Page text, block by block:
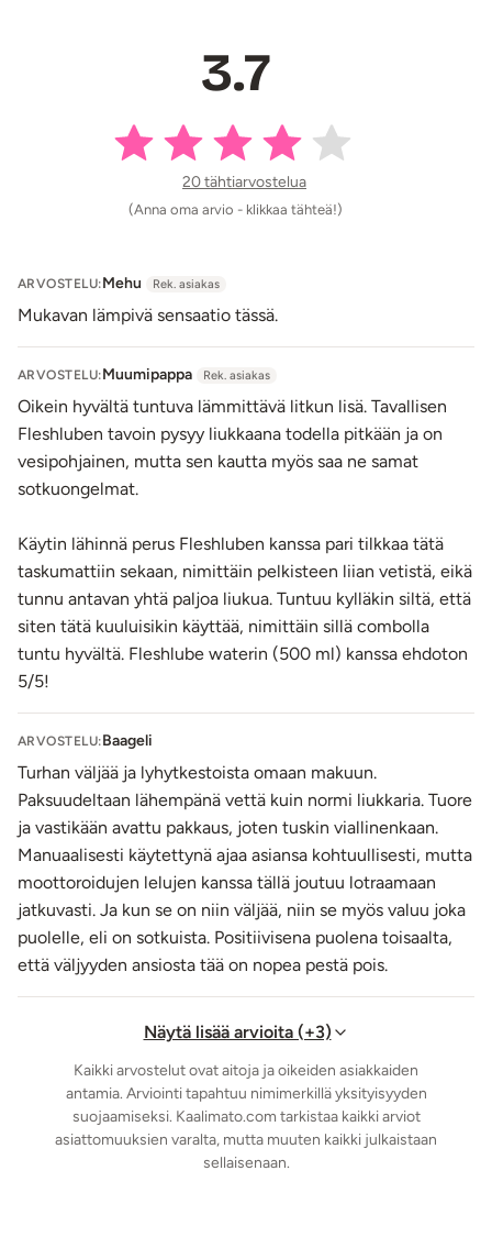
3.7
20 tähtiarvostelua
(Anna oma arvio - klikkaa tähteä!)
ARVOSTELU:Mehu Rek. asiakas
Mukavan lämpivä sensaatio tässä.
ARVOSTELU:Muumipappa Rek. asiakas
Oikein hyvältä tuntuva lämmittävä litkun lisä. Tavallisen
Fleshluben tavoin pysyy liukkaana todella pitkään ja on
vesipohjainen, mutta sen kautta myös saa ne samat
sotkuongelmat.
Käytin lähinnä perus Fleshluben kanssa pari tilkkaa tätä
taskumattiin sekaan, nimittäin pelkisteen liian vetistä, eikä
tunnu antavan yhtä paljoa liukua. Tuntuu kylläkin siltä, että
siten tätä kuuluisikin käyttää, nimittäin sillä combolla
tuntu hyvältä. Fleshlube waterin (500 ml) kanssa ehdoton
5/5!
ARVOSTELU:Baageli
Turhan väljää ja lyhytkestoista omaan makuun.
Paksuudeltaan lähempänä vettä kuin normi liukkaria. Tuore
ja vastikään avattu pakkaus, joten tuskin viallinenkaan.
Manuaalisesti käytettynä ajaa asiansa kohtuullisesti, mutta
moottoroidujen lelujen kanssa tällä joutuu lotraamaan
jatkuvasti. Ja kun se on niin väljää, niin se myös valuu joka
puolelle, eli on sotkuista. Positiivisena puolena toisaalta,
että väljyyden ansiosta tää on nopea pestä pois.
Näytä lisää arvioita (+3)
Kaikki arvostelut ovat aitoja ja oikeiden asiakkaiden
antamia. Arviointi tapahtuu nimimerkillä yksityisyyden
suojaamiseksi. Kaalimato.com tarkistaa kaikki arviot
asiattomuuksien varalta, mutta muuten kaikki julkaistaan
sellaisenaan.